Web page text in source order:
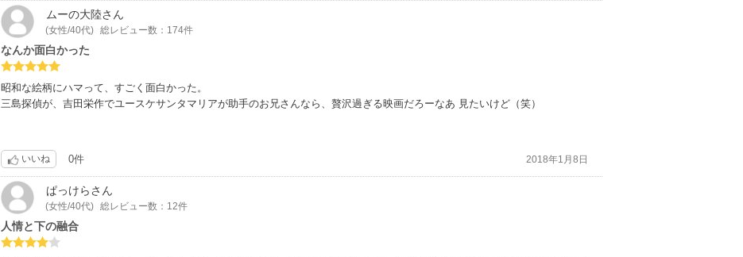
ムーの大陸さん
(女性/40代) 総レビュー数：174件
なんか面白かった
昭和な絵柄にハマって、すごく面白かった。
三島探偵が、吉田栄作でユースケサンタマリアが助手のお兄さんなら、贅沢過ぎる映画だろーなあ 見たいけど（笑）
いいね 0件 2018年1月8日
ぱっけら さん
(女性/40代) 総レビュー数：12件
人情と下の融合